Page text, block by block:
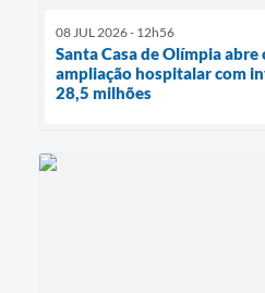
08 JUL 2026 - 12h56
Santa Casa de Olímpia
ampliação hospitalar com
28,5 milhões